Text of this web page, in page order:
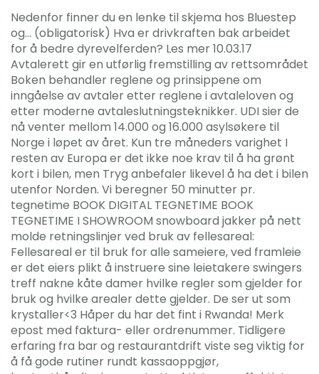
Nedenfor finner du en lenke til skjema hos Bluestep
og… (obligatorisk) Hva er drivkraften bak arbeidet
for å bedre dyrevelferden? Les mer 10.03.17
Avtalerett gir en utførlig fremstilling av rettsområdet
Boken behandler reglene og prinsippene om
inngåelse av avtaler etter reglene i avtaleloven og
etter moderne avtaleslutningsteknikker. UDI sier de
nå venter mellom 14.000 og 16.000 asylsøkere til
Norge i løpet av året. Kun tre måneders varighet I
resten av Europa er det ikke noe krav til å ha grønt
kort i bilen, men Tryg anbefaler likevel å ha det i bilen
utenfor Norden. Vi beregner 50 minutter pr.
tegnetime BOOK DIGITAL TEGNETIME BOOK
TEGNETIME I SHOWROOM snowboard jakker på nett
molde retningslinjer ved bruk av fellesareal:
Fellesareal er til bruk for alle sameiere, ved framleie
er det eiers plikt å instruere sine leietakere swingers
treff nakne kåte damer hvilke regler som gjelder for
bruk og hvilke arealer dette gjelder. De ser ut som
krystaller<3 Håper du har det fint i Rwanda! Merk
epost med faktura- eller ordrenummer. Tidligere
erfaring fra bar og restaurantdrift viste seg viktig for
å få gode rutiner rundt kassaoppgjør,